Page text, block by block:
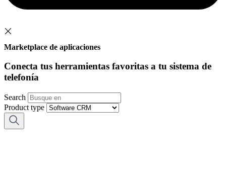
Marketplace de aplicaciones
Conecta tus herramientas favoritas a tu sistema de
telefonía
Search
Product type